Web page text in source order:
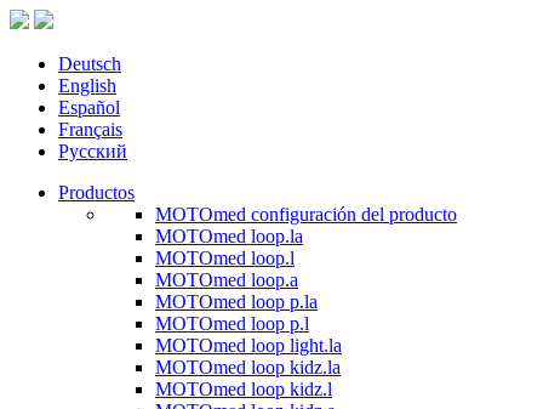
Deutsch
English
Español
Français
Русский
Productos
MOTOmed configuración del producto
MOTOmed loop.la
MOTOmed loop.l
MOTOmed loop.a
MOTOmed loop p.la
MOTOmed loop p.l
MOTOmed loop light.la
MOTOmed loop kidz.la
MOTOmed loop kidz.l